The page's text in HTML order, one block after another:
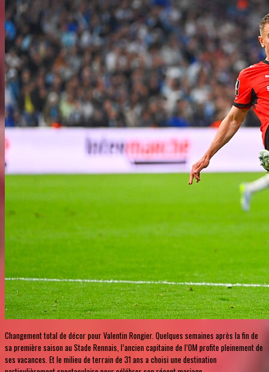
Changement total de décor pour Valentin Rongier. Quelques semaines après la fin de
sa première saison au Stade Rennais, l’ancien capitaine de l’OM profite pleinement de
ses vacances. Et le milieu de terrain de 31 ans a choisi une destination